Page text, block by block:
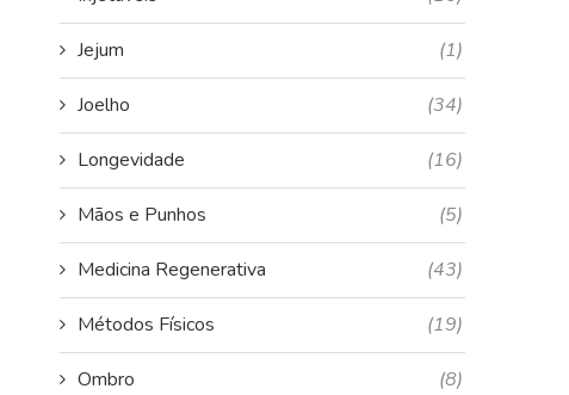
Jejum (1)
Joelho (34)
Longevidade (16)
Mãos e Punhos (5)
Medicina Regenerativa (43)
Métodos Físicos (19)
Ombro (8)